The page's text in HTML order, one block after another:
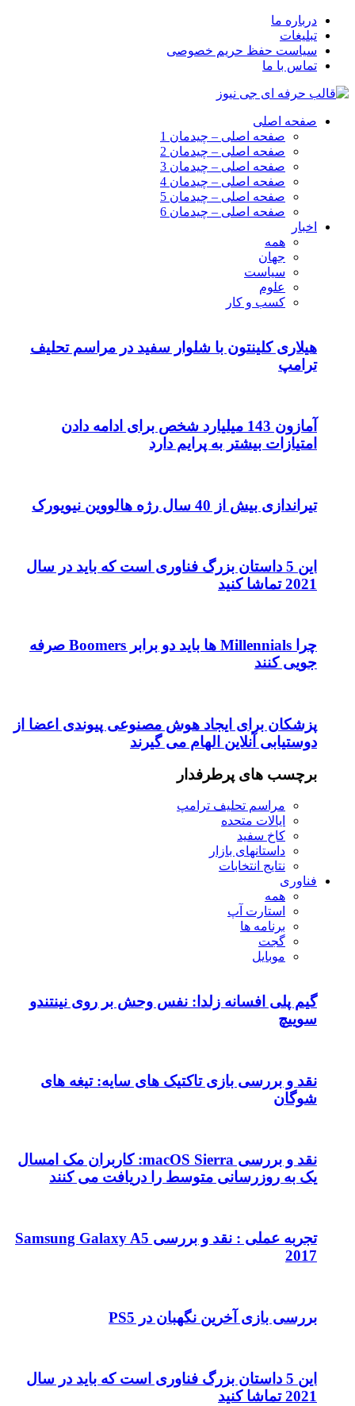
درباره ما
تبلیغات
سیاست حفظ حریم خصوصی
تماس با ما
صفحه اصلی
صفحه اصلی – چیدمان 1
صفحه اصلی – چیدمان 2
صفحه اصلی – چیدمان 3
صفحه اصلی – چیدمان 4
صفحه اصلی – چیدمان 5
صفحه اصلی – چیدمان 6
اخبار
همه
جهان
سیاست
علوم
کسب و کار
هیلاری کلینتون با شلوار سفید در مراسم تحلیف
ترامپ
آمازون 143 میلیارد شخص برای ادامه دادن
امتیازات بیشتر به پرایم دارد
تیراندازی بیش از 40 سال رژه هالووین نیویورک
این 5 داستان بزرگ فناوری است که باید در سال
2021 تماشا کنید
چرا Millennials ها باید دو برابر Boomers صرفه
جویی کنند
پزشکان برای ایجاد هوش مصنوعی پیوندی اعضا از
دوستیابی آنلاین الهام می گیرند
برچسب های پرطرفدار
مراسم تحلیف ترامپ
ایالات متحده
کاخ سفید
داستانهای بازار
نتایج انتخابات
فناوری
همه
استارت آپ
برنامه ها
گجت
موبایل
گیم پلی افسانه زلدا: نفس وحش بر روی نینتندو
سوییچ
نقد و بررسی بازی تاکتیک های سایه: تیغه های
شوگان
نقد و بررسی macOS Sierra: کاربران مک امسال
یک به روزرسانی متوسط را دریافت می کنند
تجربه عملی : نقد و بررسی Samsung Galaxy A5
2017
بررسی بازی آخرین نگهبان در PS5
این 5 داستان بزرگ فناوری است که باید در سال
2021 تماشا کنید